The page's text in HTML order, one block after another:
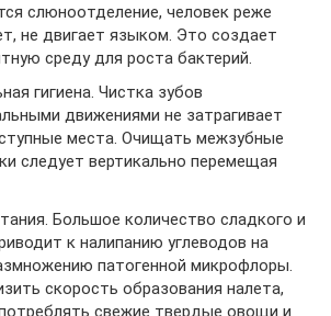
слюноотделение, человек реже
не двигает языком. Это создает
среду для роста бактерий.
гигиена. Чистка зубов
движениями не затрагивает
места. Очищать межзубные
следует вертикально перемещая
Большое количество сладкого и
к налипанию углеводов на
патогенной микрофлоры.
скорость образования налета,
свежие твердые овощи и